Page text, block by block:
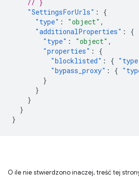
// }
"SettingsForUrls" :
{
"type" : "object" ,
"additionalProperties" :
{
"type" : "object" ,
"properties" :
{
"blocklisted" : {
"bypass_proxy" : {
}
}
}
}
}
O ile nie stwierdzono inaczej, treść tej